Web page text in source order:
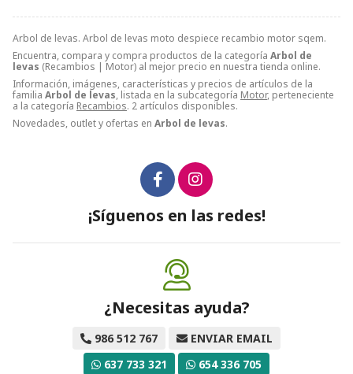
Arbol de levas. Arbol de levas moto despiece recambio motor sqem.
Encuentra, compara y compra productos de la categoría Arbol de
levas (Recambios | Motor) al mejor precio en nuestra tienda online.
Información, imágenes, características y precios de artículos de la
familia Arbol de levas, listada en la subcategoría Motor, perteneciente
a la categoría Recambios. 2 artículos disponibles.
Novedades, outlet y ofertas en Arbol de levas.
¡Síguenos en las redes!
¿Necesitas ayuda?
986 512 767
ENVIAR EMAIL
637 733 321
654 336 705